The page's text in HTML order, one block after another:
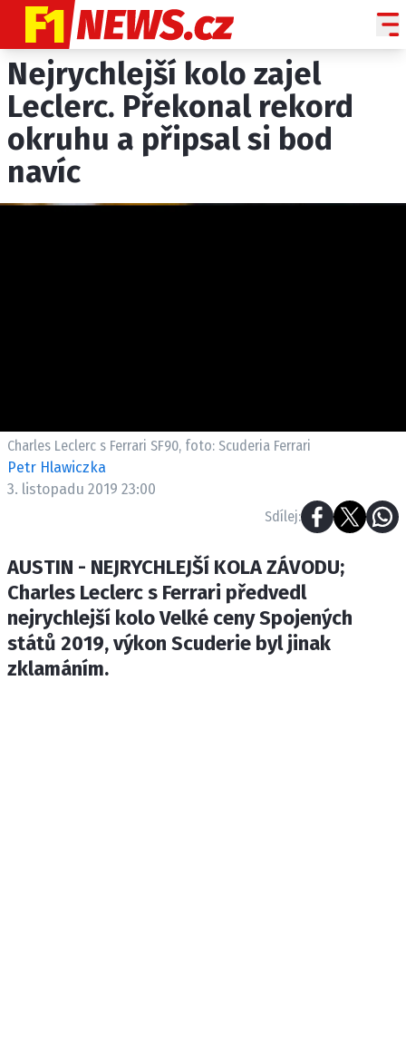
NOVINKY
GRAND PRIX
PADDOCK LINE
KONTAKT
OSOBNÍ ÚDAJE / COOKIES
Provozovatelem serveru F1NEWS.cz je
INCORP MEDIA GROUP s.r.o., IČ: 118 23 054
Nejrychlejší kolo zajel
Leclerc. Překonal rekord
okruhu a připsal si bod
navíc
Charles Leclerc s Ferrari SF90, foto: Scuderia Ferrari
Petr Hlawiczka
3. listopadu 2019 23:00
Sdílej:
AUSTIN - NEJRYCHLEJŠÍ KOLA ZÁVODU;
Charles Leclerc s Ferrari předvedl
nejrychlejší kolo Velké ceny Spojených
států 2019, výkon Scuderie byl jinak
zklamáním.